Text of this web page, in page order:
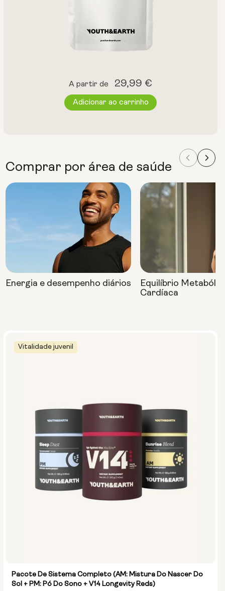
Vitalidade juvenil
Pacote De Sistema Completo (AM: Mistura Do Nascer Do
Sol + PM: Pó Do Sono + V14 Longevity Reds)
Comprar por área de saúde
Energia e desempenho diários
Equilíbrio
Cardíaca
Preço
normal
A partir de 29,99 €
Adicionar ao carrinho